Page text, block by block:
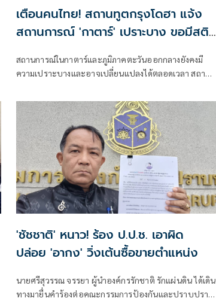
เตือนคนไทย! สถานทูตกรุงโดฮา แจ้ง
สถานการณ์ 'กาตาร์' เปราะบาง ขอมีสติ
สถานการณ์ในกาตาร์และภูมิภาคตะวันออกกลางยังคงมี
ความเปราะบางและอาจเปลี่ยนแปลงได้ตลอดเวลา สถาน
ปฏิบัติตามคำแนะนำของทางการกาตาร์
'ชัชชาติ' หนาว! ร้อง ป.ป.ช. เอาผิด
ปล่อย 'อากง' วิ่งเต้นซื้อขายตำแหน่ง
นายศรีสุวรรณ จรรยา ผู้นำองค์กรรักชาติ รักแผ่นดิน ได้เดิน
ทางมายื่นคำร้องต่อคณะกรรมการป้องกันและปราบปราม